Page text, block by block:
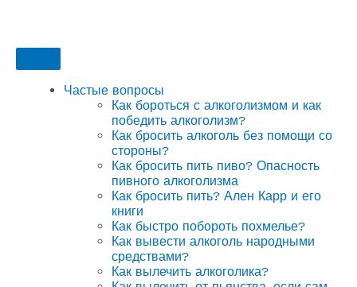
Частые вопросы
Как бороться с алкоголизмом и как
победить алкоголизм?
Как бросить алкоголь без помощи со
стороны?
Как бросить пить пиво? Опасность
пивного алкоголизма
Как бросить пить? Ален Карр и его
книги
Как быстро побороть похмелье?
Как вывести алкоголь народными
средствами?
Как вылечить алкоголика?